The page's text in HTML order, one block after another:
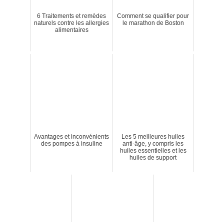
6 Traitements et remèdes
naturels contre les allergies
alimentaires
Comment se qualifier pour
le marathon de Boston
Avantages et inconvénients
des pompes à insuline
Les 5 meilleures huiles
anti-âge, y compris les
huiles essentielles et les
huiles de support